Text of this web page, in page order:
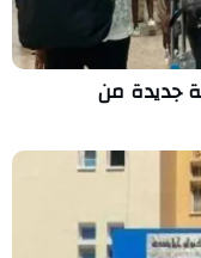
جديدة من